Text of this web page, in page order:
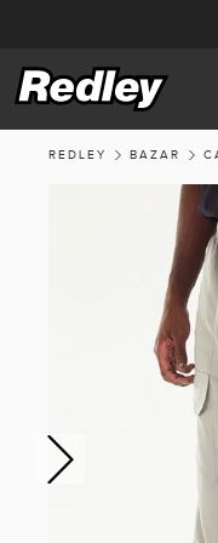
REDLEY BAZAR
Previous